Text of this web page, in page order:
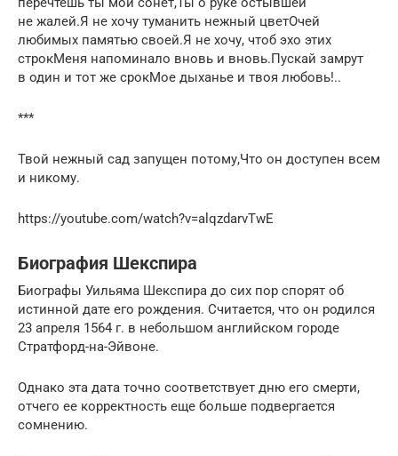
не жалей.Я не хочу туманить нежный цветОчей
любимых памятью своей.Я не хочу, чтоб эхо этих
строкМеня напоминало вновь и вновь.Пускай замрут
в один и тот же срокМое дыханье и твоя любовь!..
***
Твой нежный сад запущен потому,Что он доступен всем
и никому.
https://youtube.com/watch?v=alqzdarvTwE
Биография Шекспира
Биографы Уильяма Шекспира до сих пор спорят об
истинной дате его рождения. Считается, что он родился
23 апреля 1564 г. в небольшом английском городе
Стратфорд-на-Эйвоне.
Однако эта дата точно соответствует дню его смерти,
отчего ее корректность еще больше подвергается
сомнению.